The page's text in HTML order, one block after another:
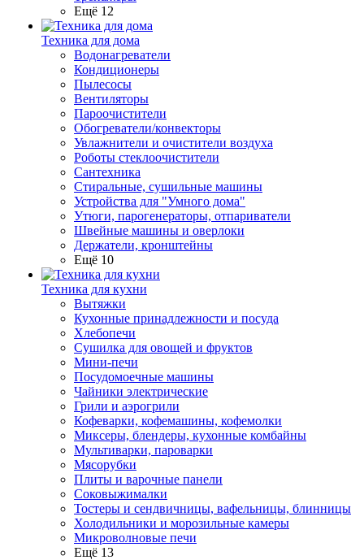
Ещё 12
Техника для дома
Водонагреватели
Кондиционеры
Пылесосы
Вентиляторы
Пароочистители
Обогреватели/конвекторы
Увлажнители и очистители воздуха
Роботы стеклоочистители
Сантехника
Стиральные, сушильные машины
Устройства для "Умного дома"
Утюги, парогенераторы, отпариватели
Швейные машины и оверлоки
Держатели, кронштейны
Ещё 10
Техника для кухни
Вытяжки
Кухонные принадлежности и посуда
Хлебопечи
Сушилка для овощей и фруктов
Мини-печи
Посудомоечные машины
Чайники электрические
Грили и аэрогрили
Кофеварки, кофемашины, кофемолки
Миксеры, блендеры, кухонные комбайны
Мультиварки, пароварки
Мясорубки
Плиты и варочные панели
Соковыжималки
Тостеры и сендвичницы, вафельницы, блинницы
Холодильники и морозильные камеры
Микроволновые печи
Ещё 13